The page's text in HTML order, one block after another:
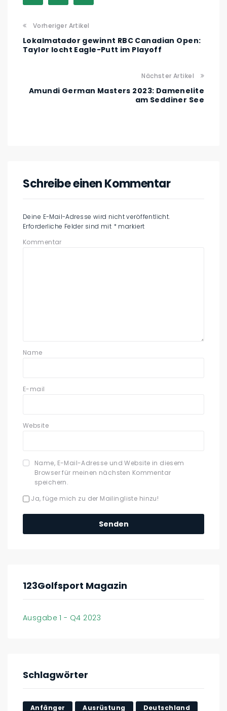
Vorheriger Artikel
Lokalmatador gewinnt RBC Canadian Open:
Taylor locht Eagle-Putt im Playoff
Nächster Artikel
Amundi German Masters 2023: Damenelite
am Seddiner See
Schreibe einen Kommentar
Deine E-Mail-Adresse wird nicht veröffentlicht.
Erforderliche Felder sind mit * markiert
Kommentar
Name
E-mail
Website
Name, E-Mail-Adresse und Website in diesem
Browser für meinen nächsten Kommentar
speichern.
Ja, füge mich zu der Mailingliste hinzu!
123Golfsport Magazin
Ausgabe 1 - Q4 2023
Schlagwörter
Anfänger Ausrüstung Deutschland